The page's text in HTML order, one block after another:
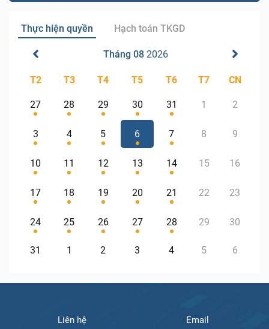
Thực hiện quyền Hạch toán TKGD
Tháng 08 2026
T2 T3 T4 T5 T6 T7 CN
27 28 29 30 31 1 2
3 4 5 6 7 8 9
10 11 12 13 14 15 16
17 18 19 20 21 22 23
24 25 26 27 28 29 30
31 1 2 3 4 5 6
Liên hệ Email